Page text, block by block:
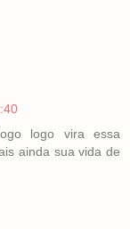
logo vira essa
ainda sua vida de